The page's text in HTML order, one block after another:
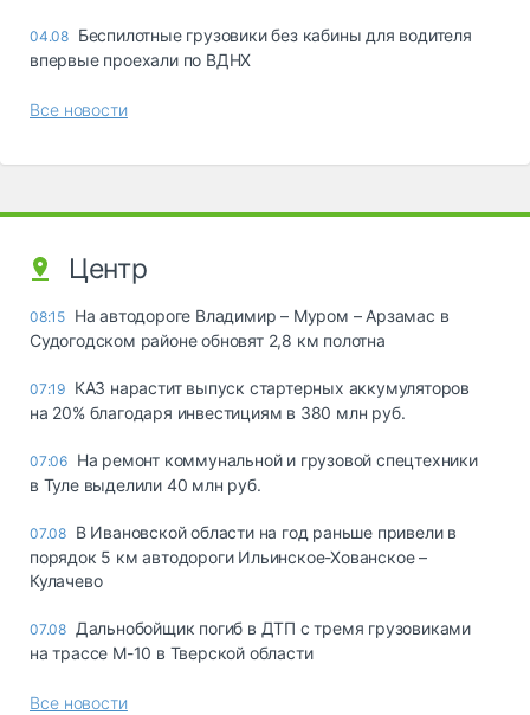
04.08 Беспилотные грузовики без кабины для водителя
впервые проехали по ВДНХ
Все новости
Центр
08:15 На автодороге Владимир – Муром – Арзамас в
Судогодском районе обновят 2,8 км полотна
07:19 КАЗ нарастит выпуск стартерных аккумуляторов
на 20% благодаря инвестициям в 380 млн руб.
07:06 На ремонт коммунальной и грузовой спецтехники
в Туле выделили 40 млн руб.
07.08 В Ивановской области на год раньше привели в
порядок 5 км автодороги Ильинское-Хованское –
Кулачево
07.08 Дальнобойщик погиб в ДТП с тремя грузовиками
на трассе М-10 в Тверской области
Все новости